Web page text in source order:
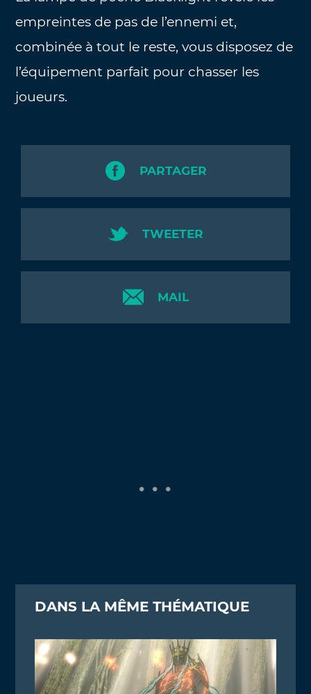
empreintes de pas de l’ennemi et,
combinée à tout le reste, vous disposez de
l’équipement parfait pour chasser les
joueurs.
PARTAGER
TWEETER
MAIL
DANS LA MÊME THÉMATIQUE